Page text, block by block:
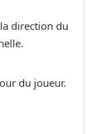
direction du
du joueur.